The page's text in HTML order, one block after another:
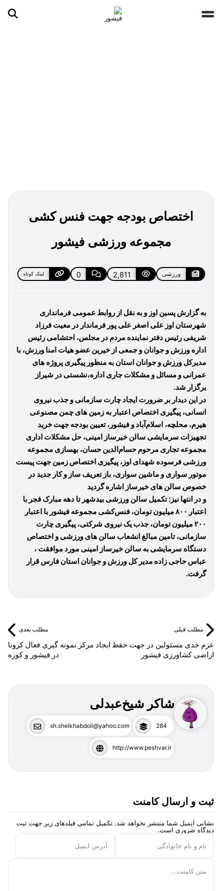
اختصاص بودجه جهت فنس کشی
مجموعه ورزشی فیشور
ورزشی 2,811
0 لینک کوتاه
به گزارش پسین اوز و به نقل از روابط عمومی فرمانداری
شهرستان اوز علی اصغر علی پور فرماندار در معیت فرزاد
شریفی رئیس دفتر نماینده مردم در مجلس، احتشامی رئیس
اداره ورزش و جوانان و جمعی از خیرین عضو هیات امنا ورزش، با
مدیرکل ورزش و جوانان استان به منظور پیگیری پروژه های
عمرانی و مسائل و مشکلات جاری اداره،نشستی در شیراز
برگزار شد.
در این دیدار بر ضرورت ایجاد چارت سازمانی و جذب نیروی
انسانی، پیگیری اختصاص اعتبار به زمین های چمن مصنوعی
هیرم، محلچه، اسلام‌آباد و فیشور، تعیین بودجه جهت خرید
تجهیزات سرمایشی سالن خیرساز امینی، حل مشکلات اداری
مجموعه تجاری مرحوم حسام‌الدین حسان، بهسازی مجموعه
ورزشی فرسوده شهدای اوز، پیگیری اختصاص زمین جهت پیست
موتور سواری و ماشین سواری، باز تعریف ساز و کار جدید در
خصوص سالن های خیرساز اشاره گردید
و در انتها نیز: تکمیل سالن ورزشی بیدشهر تا دهه مبارک فجر با
اعتبار ۸۰۰میلیون تومان، فنس‌کشی مجموعه فیشور با اعتبار
۲۰۰میلیون تومان، جذب یک نیروی شرکتی، پیگیری چارت
سازمانی، تامین مبالغ انشعاب سالن های ورزشی و اختصاص
دستگاه سرمایشی به سالن خیرساز امینی مورد موافقت ،
عباس حاجی زاده مدیر کل ورزش و جوانان استان فارس قرار
گرفت.
مطلب قبلی
عزم جدی مسئولین در جهت حفظ
اراضی کشاورزی فیشور
مطلب بعدی
ایجاد مرکز نمونه گیری فعال کرونا
در فیشور و کوره
شاکر شیخ‌عبدلی
284
sh.sheikhabdoli@yahoo.com
http://www.peshvar.ir
ثبت و ارسال کامنت
نشانی ایمیل شما منتشر نخواهد شد. تکمیل تمامی فیلد‌های زیر جهت ثبت
دیدگاه ضروری است.
نام و نام خانوادگی
آدرس ایمیل
متن کامنت...